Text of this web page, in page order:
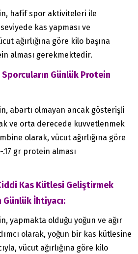
hafif spor aktiviteleri ile
kas yapması ve
ağırlığına göre kilo başına
alması gerekmektedir.
Günlük Protein
abartı olmayan ancak gösterişli
ve orta derecede kuvvetlenmek
olarak, vücut ağırlığına göre
.17 gr protein alması
Kas Kütlesi Geliştirmek
İhtiyacı:
yapmakta olduğu yoğun ve ağır
olarak, yoğun bir kas kütlesine
vücut ağırlığına göre kilo